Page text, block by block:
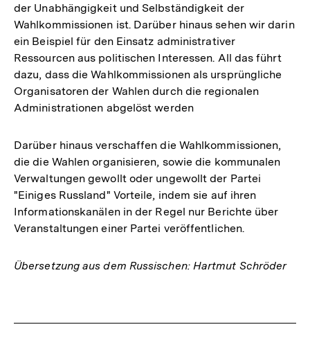
der Unabhängigkeit und Selbständigkeit der
Wahlkommissionen ist. Darüber hinaus sehen wir darin
ein Beispiel für den Einsatz administrativer
Ressourcen aus politischen Interessen. All das führt
dazu, dass die Wahlkommissionen als ursprüngliche
Organisatoren der Wahlen durch die regionalen
Administrationen abgelöst werden
Darüber hinaus verschaffen die Wahlkommissionen,
die die Wahlen organisieren, sowie die kommunalen
Verwaltungen gewollt oder ungewollt der Partei
"Einiges Russland" Vorteile, indem sie auf ihren
Informationskanälen in der Regel nur Berichte über
Veranstaltungen einer Partei veröffentlichen.
Übersetzung aus dem Russischen: Hartmut Schröder